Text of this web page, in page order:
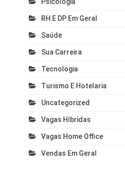
RH E DP Em Geral
Saúde
Sua Carreira
Tecnologia
Turismo E Hotelaria
Uncategorized
Vagas Híbridas
Vagas Home Office
Vendas Em Geral